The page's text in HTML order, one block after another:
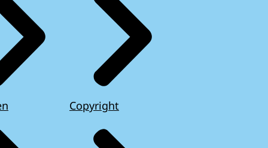
Copyright